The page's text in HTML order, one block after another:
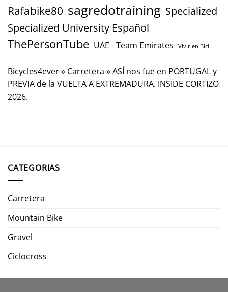
Rafabike80 sagredotraining Specialized
Specialized University Español
ThePersonTube UAE - Team Emirates Vivir en Bici
Bicycles4ever» Carretera »ASÍ nos fue en PORTUGAL y
PREVIA de la VUELTA A EXTREMADURA. INSIDE CORTIZO
2026.
CATEGORIAS
Carretera
Mountain Bike
Gravel
Ciclocross